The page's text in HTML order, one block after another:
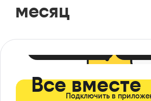
месяц
Все вместе
Подключить в